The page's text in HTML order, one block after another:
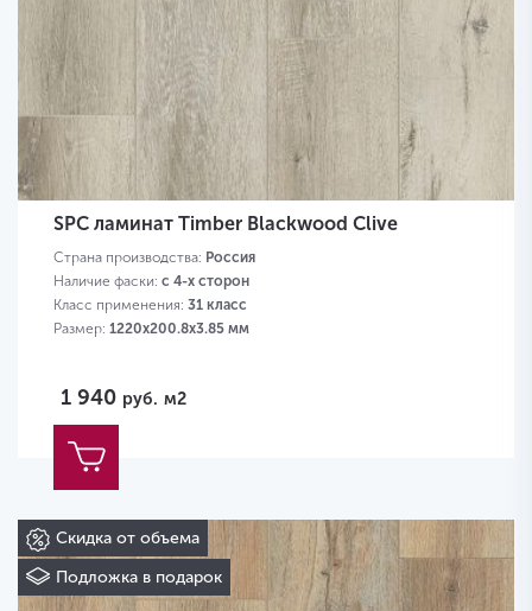
SPC ламинат Timber Blackwood Clive
Страна производства: Россия
Наличие фаски: с 4-х сторон
Класс применения: 31 класс
Размер: 1220х200.8х3.85 мм
1 940 руб. м2
Скидка от объема
Подложка в подарок